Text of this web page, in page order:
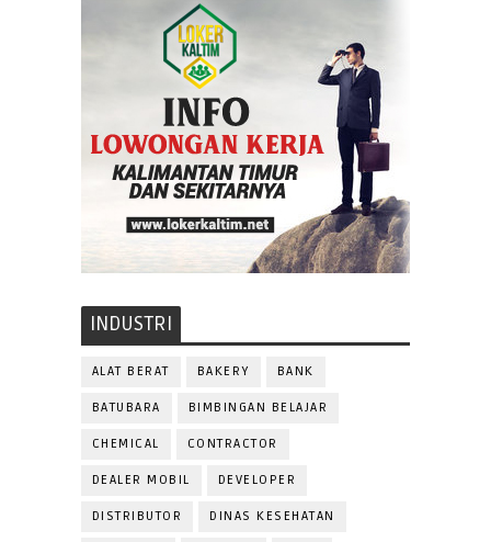
INDUSTRI
ALAT BERAT BAKERY BANK
BATUBARA BIMBINGAN BELAJAR
CHEMICAL CONTRACTOR
DEALER MOBIL DEVELOPER
DISTRIBUTOR DINAS KESEHATAN